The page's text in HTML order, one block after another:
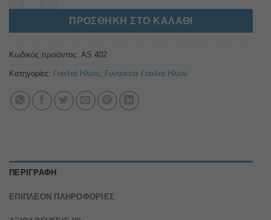
ΠΡΟΣΘΉΚΗ ΣΤΟ ΚΑΛΆΘΙ
Κωδικός προϊόντος: AS 402
Κατηγορίες: Γυαλιά Ηλίου, Γυναικεία Γυαλιά Ηλίου
ΠΕΡΙΓΡΑΦΉ
ΕΠΙΠΛΈΟΝ ΠΛΗΡΟΦΟΡΊΕΣ